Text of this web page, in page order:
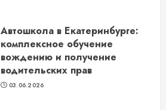
Автошкола в Екатеринбурге:
комплексное обучение
вождению и получение
водительских прав
03.06.2026